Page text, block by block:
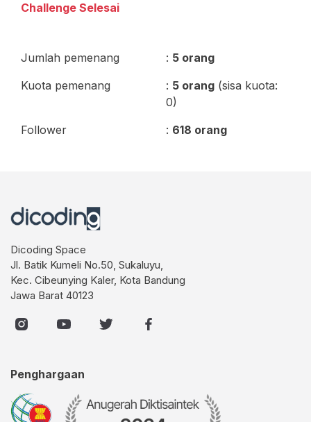
Challenge Selesai
Jumlah pemenang : 5 orang
Kuota pemenang
: 5 orang (sisa kuota:
0)
Follower
: 618 orang
Dicoding Space
Jl. Batik Kumeli No.50, Sukaluyu,
Kec. Cibeunying Kaler, Kota Bandung
Jawa Barat 40123
Penghargaan